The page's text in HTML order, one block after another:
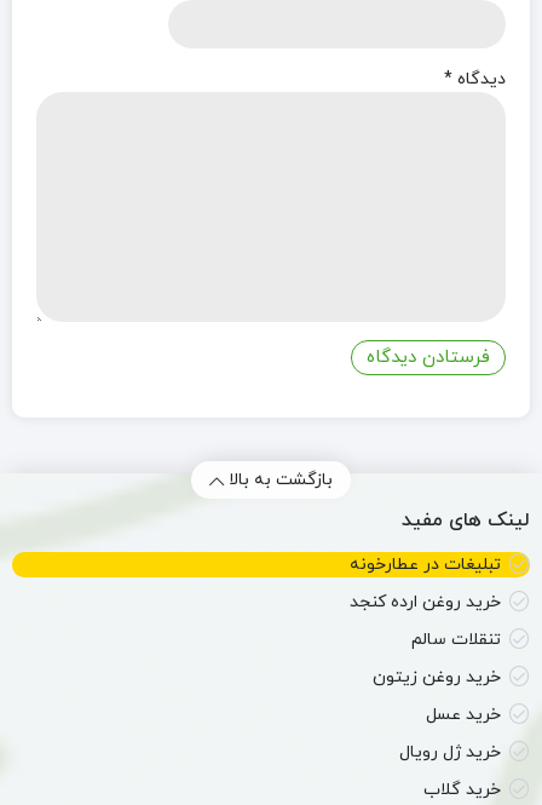
دیدگاه *
بازگشت به بالا
لینک های مفید
تبلیغات در عطارخونه
خرید روغن ارده کنجد
تنقلات سالم
خرید روغن زیتون
خرید عسل
خرید ژل رویال
خرید گلاب